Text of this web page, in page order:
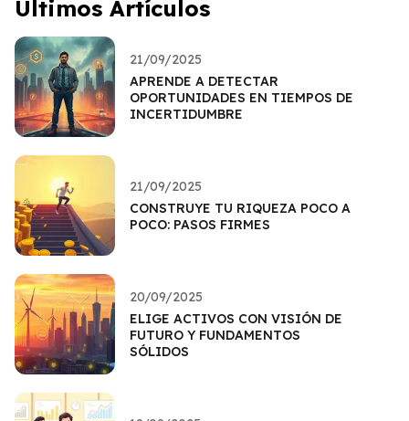
Últimos Artículos
21/09/2025
APRENDE A DETECTAR
OPORTUNIDADES EN TIEMPOS DE
INCERTIDUMBRE
21/09/2025
CONSTRUYE TU RIQUEZA POCO A
POCO: PASOS FIRMES
20/09/2025
ELIGE ACTIVOS CON VISIÓN DE
FUTURO Y FUNDAMENTOS
SÓLIDOS